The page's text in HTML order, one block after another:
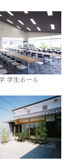
学生ホール